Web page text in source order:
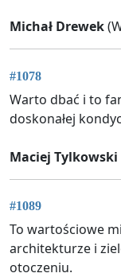
Michał Drewek
#1078
Warto dbać i to
doskonałej
Maciej Tylkowski
#1089
To wartościowe
architekturze i
otoczeniu.